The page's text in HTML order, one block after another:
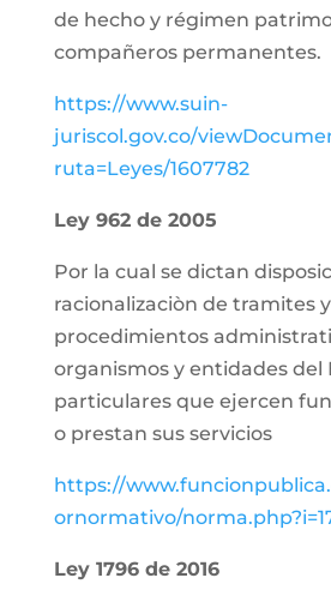
de hecho y régimen
compañeros permanentes.
https://www.suin-
juriscol.gov.co/
ruta=Leyes/1607782
Ley 962 de 2005
Por la cual se dictan
racionalizaciòn de tramites y
procedimientos
organismos y entidades del
particulares que ejercen
o prestan sus servicios
https://
ornormativo/
Ley 1796 de 2016